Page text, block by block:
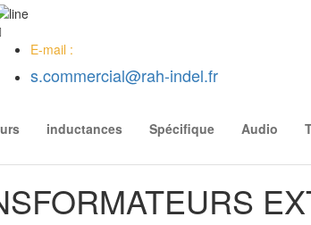
E-mail :
s.commercial@rah-indel.fr
inductances Spécifique Audio